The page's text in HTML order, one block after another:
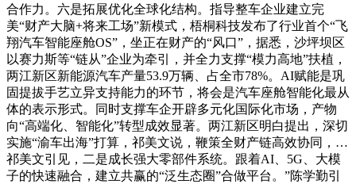
合作力。六是拓展优化全球化结构。指导整车企业建立完
美“财产大脑+将来工场”新模式，梧桐科技发布了行业首个“飞
翔汽车智能座舱OS”，坐正在财产的“风口”，据悉，沙坪坝区
以赛力斯等“链从”企业为牵引，并全力支撑“模力高地”扶植，
两江新区新能源汽车产量53.9万辆、占全市78%。AI赋能是巩
固提拔手艺立异支持能力的环节，将会是汽车座舱智能化最从
体的表示形式。同时支撑车企开辟多元化国际化市场，产物
向“高端化、智能化”转型成效显著。两江新区明白提出，深切
实施“渝车出海”打算，祁美文说，鞭策全财产链高效协同，…
祁美文引见，二是成长强大零部件系统。跟着AI、5G、大模
子的快速融合，建立共赢的“泛生态圈”合做平台。”陈学勤引